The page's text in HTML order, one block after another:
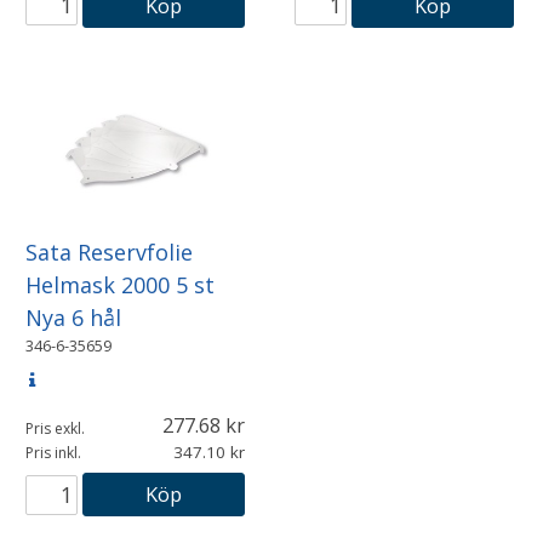
Sata Reservfolie
Helmask 2000 5 st
Nya 6 hål
346-6-35659
Pris exkl. 277.68
Pris inkl. 347.10
Köp